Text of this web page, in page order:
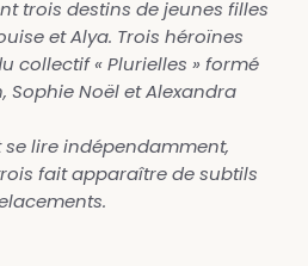
trois destins de jeunes filles
et Alya. Trois héroïnes
collectif « Plurielles » formé
Sophie Noël et Alexandra
lire indépendamment,
fait apparaître de subtils